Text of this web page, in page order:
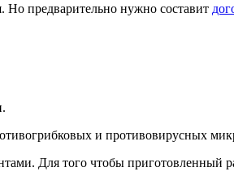
Но предварительно нужно составит
и противовирусных
Для того чтобы приготовленный